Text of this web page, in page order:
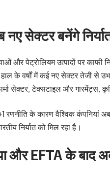
नए सेक्टर बनेंगे
पेट्रोलियम उत्पादों पर काफी
के वर्षों में कई नए सेक्टर तेजी से
सेक्टर, टेक्सटाइल और गारमेंट्स,
रणनीति के कारण वैश्विक
निर्यात को मिल रहा है।
और EFTA के बाद